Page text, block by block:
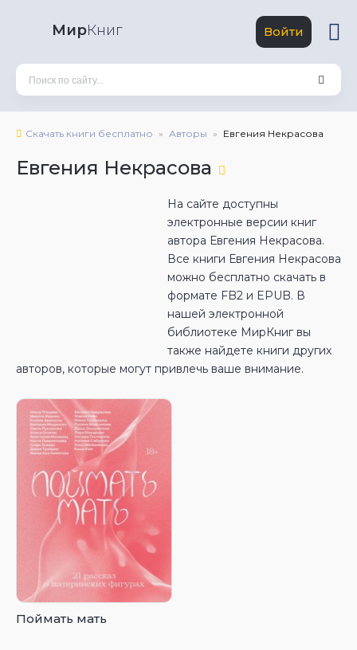
МирКниг Войти
Скачать книги бесплатно Авторы Евгения Некрасова
Евгения Некрасова
На сайте доступны
электронные версии книг
автора Евгения Некрасова.
Все книги Евгения Некрасова
можно бесплатно скачать в
формате FB2 и EPUB. В
нашей электронной
библиотеке МирКниг вы
также найдете книги других
авторов, которые могут привлечь ваше внимание.
Поймать мать